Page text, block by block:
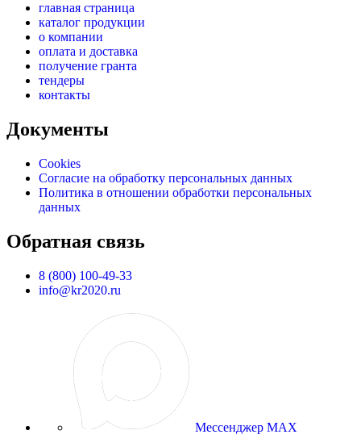
главная страница
каталог продукции
о компании
оплата и доставка
получение гранта
тендеры
контакты
Документы
Cookies
Согласие на обработку персональных данных
Политика в отношении обработки персональных
данных
Обратная связь
8 (800) 100-49-33
info@kr2020.ru
Мессенджер MAX